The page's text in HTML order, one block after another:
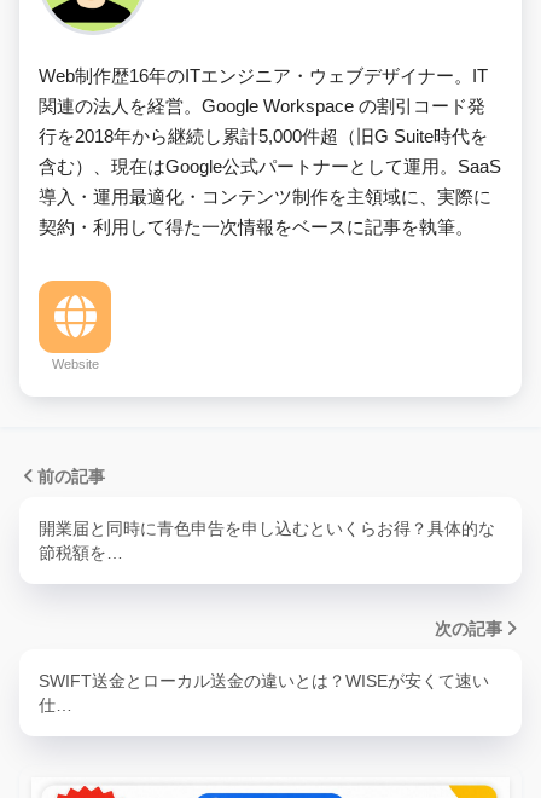
Web制作歴16年のITエンジニア・ウェブデザイナー。IT
関連の法人を経営。Google Workspace の割引コード発
行を2018年から継続し累計5,000件超（旧G Suite時代を
含む）、現在はGoogle公式パートナーとして運用。SaaS
導入・運用最適化・コンテンツ制作を主領域に、実際に
契約・利用して得た一次情報をベースに記事を執筆。
Website
前の記事
開業届と同時に青色申告を申し込むといくらお得？具体的な
節税額を…
次の記事
SWIFT送金とローカル送金の違いとは？WISEが安くて速い
仕…